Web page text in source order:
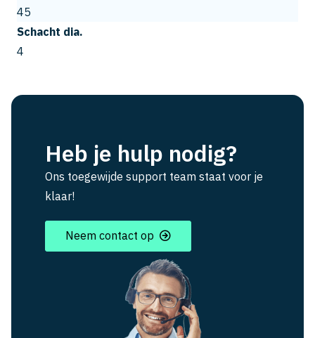
45
Schacht dia.
4
Heb je hulp nodig?
Ons toegewijde support team staat voor je
klaar!
Neem contact op